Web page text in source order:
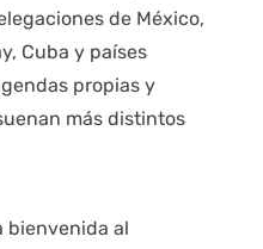
de México,
Cuba y países
propias y
más distintos
bienvenida al